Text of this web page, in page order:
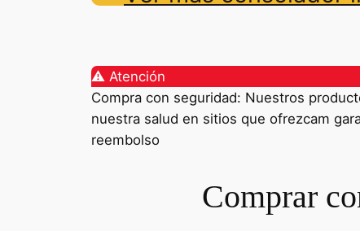
⚠️ Atención
Compra con seguridad: Nuestros
nuestra salud en sitios que ofrezcam
reembolso
Comprar